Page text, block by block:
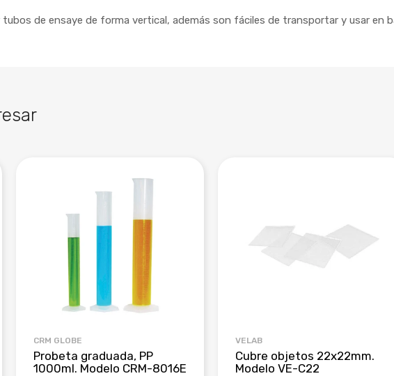
de ensaye de forma vertical, además son fáciles de transportar y usar en
CRM GLOBE
Probeta graduada, PP
1000ml. Modelo CRM-8016E
VELAB
Cubre objetos 22x22mm.
Modelo VE-C22